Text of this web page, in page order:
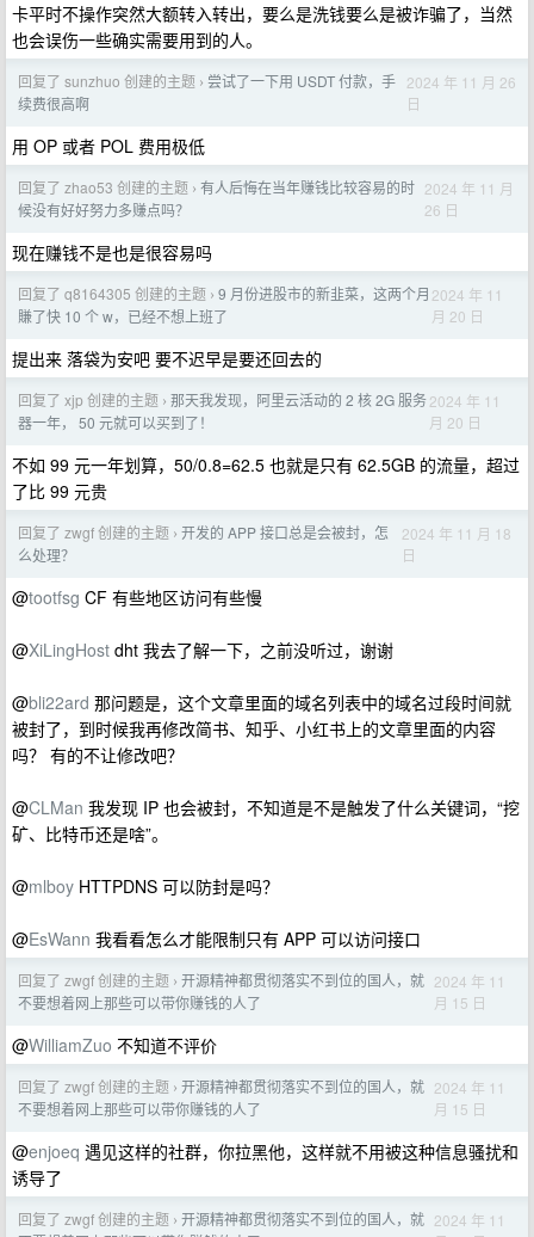
卡平时不操作突然大额转入转出，要么是洗钱要么是被诈骗了，当然
也会误伤一些确实需要用到的人。
回复了 sunzhuo 创建的主题 › 尝试了一下用 USDT 付款，手
续费很高啊
2024 年 11 月 26
日
用 OP 或者 POL 费用极低
回复了 zhao53 创建的主题 › 有人后悔在当年赚钱比较容易的时
候没有好好努力多赚点吗？
2024 年 11 月
26 日
现在赚钱不是也是很容易吗
回复了 q8164305 创建的主题 › 9 月份进股市的新韭菜，这两个月
賺了快 10 个 w，已经不想上班了
2024 年 11
月 20 日
提出来 落袋为安吧 要不迟早是要还回去的
回复了 xjp 创建的主题 › 那天我发现，阿里云活动的 2 核 2G 服务
器一年， 50 元就可以买到了！
2024 年 11
月 20 日
不如 99 元一年划算，50/0.8=62.5 也就是只有 62.5GB 的流量，超过
了比 99 元贵
回复了 zwgf 创建的主题 › 开发的 APP 接口总是会被封，怎
么处理？
2024 年 11 月 18
日
@tootfsg CF 有些地区访问有些慢
@XiLingHost dht 我去了解一下，之前没听过，谢谢
@bli22ard 那问题是，这个文章里面的域名列表中的域名过段时间就
被封了，到时候我再修改简书、知乎、小红书上的文章里面的内容
吗？ 有的不让修改吧？
@CLMan 我发现 IP 也会被封，不知道是不是触发了什么关键词，“挖
矿、比特币还是啥”。
@mlboy HTTPDNS 可以防封是吗？
@EsWann 我看看怎么才能限制只有 APP 可以访问接口
回复了 zwgf 创建的主题 › 开源精神都贯彻落实不到位的国人，就
不要想着网上那些可以带你赚钱的人了
2024 年 11
月 15 日
@WilliamZuo 不知道不评价
回复了 zwgf 创建的主题 › 开源精神都贯彻落实不到位的国人，就
不要想着网上那些可以带你赚钱的人了
2024 年 11
月 15 日
@enjoeq 遇见这样的社群，你拉黑他，这样就不用被这种信息骚扰和
诱导了
回复了 zwgf 创建的主题 › 开源精神都贯彻落实不到位的国人，就 2024 年 11